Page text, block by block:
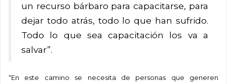
un recurso bárbaro para capacitarse, para
dejar todo atrás, todo lo que han sufrido.
Todo lo que sea capacitación los va a
salvar”.
“En este camino se necesita de personas que generen